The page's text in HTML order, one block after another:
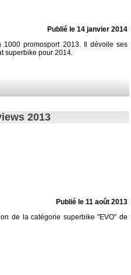
Publié le 14 janvier 2014
promosport 2013. Il dévoile ses
superbike pour 2014.
2013
Publié le 11 août 2013
de la catégorie superbike "EVO" de